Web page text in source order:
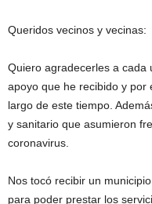
Queridos vecinos y vecinas:
Quiero agradecerles a cada
apoyo que he recibido y por
largo de este tiempo.
y sanitario que asumieron
coronavirus.
Nos tocó recibir un
para poder prestar los